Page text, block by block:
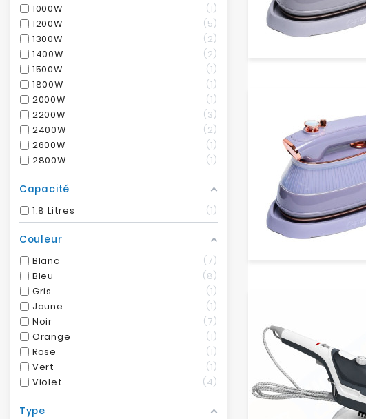
1000W
1
1200W
5
1300W
2
1400W
2
1500W
1
1800W
1
2000W
1
2200W
3
2400W
2
2600W
1
2800W
1
Capacité
1.8 Litres 1
Couleur
Blanc
7
Bleu
8
Gris
1
Jaune
1
Noir
7
Orange
1
Rose
1
Vert
1
Violet
4
Type